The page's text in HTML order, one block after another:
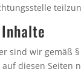
sind wir gemäß §
diesen Seiten